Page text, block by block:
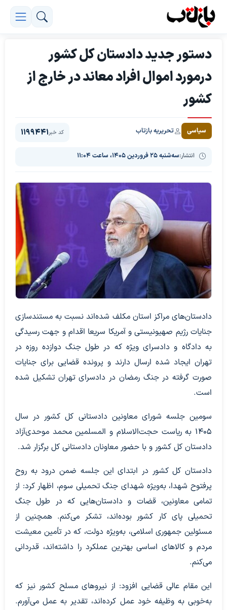
دستور جدید دادستان کل کشور
درمورد اموال افراد معاند در خارج از
کشور
سیاسی تحریریه بازتاب
انتشار:سه‌شنبه ۲۵ فروردین ۱۴۰۵، ساعت ۱۱:۰۴
کد خبر1199441
دادستان‌های مراکز استان مکلف شده‌اند نسبت به مستندسازی
جنایات رژیم صهیونیستی و آمریکا سریعا اقدام و جهت رسیدگی
به دادگاه و دادسرای ویژه که در طول جنگ دوازده روزه در
تهران ایجاد شده ارسال دارند و پرونده قضایی برای جنایات
صورت گرفته در جنگ رمضان در دادسرای تهران تشکیل شده
است.
سومین جلسه شورای معاونین دادستانی کل کشور در سال
۱۴۰۵ به ریاست حجت‌الاسلام و المسلمین محمد موحدی‌آزاد
دادستان کل کشور و با حضور معاونان دادستانی کل برگزار شد.
دادستان کل کشور در ابتدای این جلسه ضمن درود به روح
پرفتوح شهدا، به‌ویژه شهدای جنگ تحمیلی سوم، اظهار کرد: از
تمامی معاونین، قضات و دادستان‌هایی که در طول جنگ
تحمیلی پای کار کشور بوده‌اند، تشکر می‌کنم. همچنین از
مسئولین جمهوری اسلامی، به‌ویژه دولت، که در تأمین معیشت
مردم و کالا‌های اساسی بهترین عملکرد را داشته‌اند، قدردانی
می‌کنم.
این مقام عالی قضایی افزود: از نیرو‌های مسلح کشور نیز که
به‌خوبی به وظیفه خود عمل کرده‌اند، تقدیر به عمل می‌آورم.